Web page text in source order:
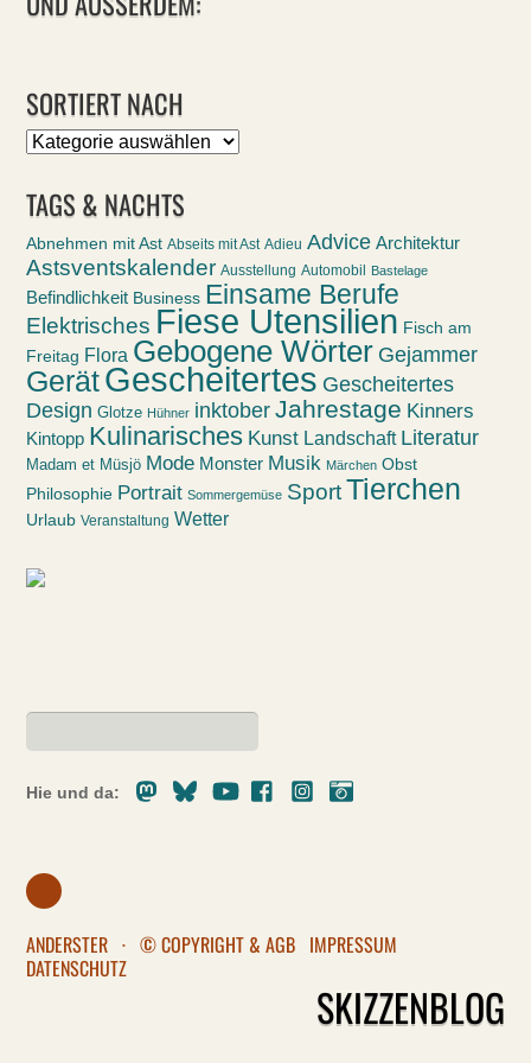
SORTIERT NACH
Sortiert
TAGS & NACHTS
Abnehmen mit Ast Abseits mit Ast Adieu Advice Architektur
Astsventskalender Ausstellung Automobil Bastelage
Befindlichkeit Business Einsame Berufe
Elektrisches Fiese Utensilien Fisch am
Freitag Flora Gebogene Wörter Gejammer
GerätGescheitertes Gescheitertes
Design Glotze Hühner inktober Jahrestage Kinners
Kintopp Kulinarisches Kunst Landschaft Literatur
Madam et Müsjö Mode Monster Musik Märchen Obst
Philosophie Portrait Sommergemüse SportTierchen
Urlaub Veranstaltung Wetter
Hie und da:
MastodonBlueskyYoutubeFacebookInstagram
ANDERSTER · © COPYRIGHT & AGB IMPRESSUM
DATENSCHUTZ
SKIZZENBLOG